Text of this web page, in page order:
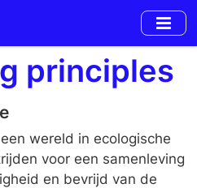
principles
wereld in ecologische
voor een samenleving
en bevrijd van de